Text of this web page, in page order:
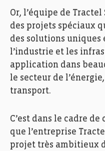
Or, l’équipe de Tractel
des projets spéciaux
des solutions uniques
l’industrie et les
application dans
le secteur de
transport.
C’est dans le cadre
que l’entreprise
projet très ambitieux